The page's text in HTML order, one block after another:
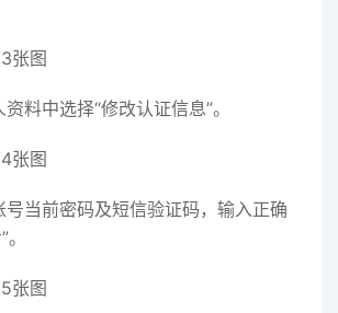
料中选择“修改认证信息”。
号当前密码及短信验证码，输入正确